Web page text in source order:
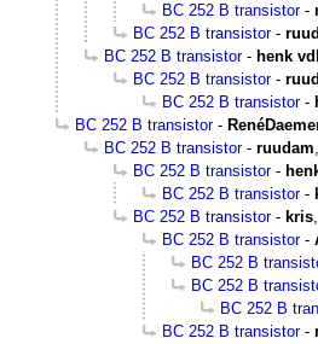
BC 252 B transistor-
BC 252 B transistor-
BC 252 B transistor- henk
BC 252 B transistor-
BC 252 B transistor-
BC 252 B transistor-
BC 252 B transistor- ruudam,
BC 252 B transistor-
BC 252 B transistor-
BC 252 B transistor- kris,
BC 252 B transistor-
BC 252 B
BC 252 B
BC 252 B
BC 252 B transistor-